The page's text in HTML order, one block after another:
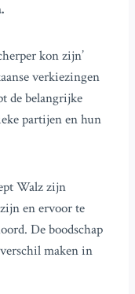
kon zijn’
verkiezingen
de belangrijke
partijen en hun
Walz zijn
en ervoor te
De boodschap
maken in